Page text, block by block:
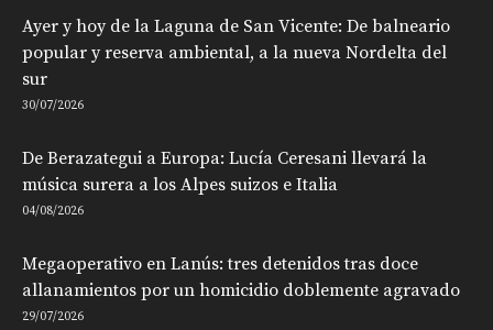
Ayer y hoy de la Laguna de San Vicente: De balneario
popular y reserva ambiental, a la nueva Nordelta del
sur
30/07/2026
De Berazategui a Europa: Lucía Ceresani llevará la
música surera a los Alpes suizos e Italia
04/08/2026
Megaoperativo en Lanús: tres detenidos tras doce
allanamientos por un homicidio doblemente agravado
29/07/2026